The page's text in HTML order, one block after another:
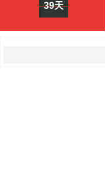
39天